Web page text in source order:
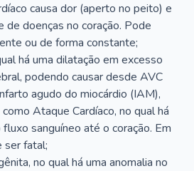
causa dor (aperto no peito) e
doenças no coração. Pode
ou de forma constante;
há uma dilatação em excesso
podendo causar desde AVC
agudo do miocárdio (IAM),
Ataque Cardíaco, no qual há
sanguíneo até o coração. Em
ser fatal;
no qual há uma anomalia no